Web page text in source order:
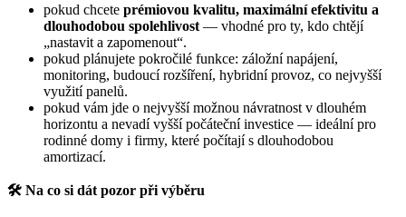
pokud chcete prémiovou kvalitu, maximální efektivitu a
dlouhodobou spolehlivost — vhodné pro ty, kdo chtějí
„nastavit a zapomenout“.
pokud plánujete pokročilé funkce: záložní napájení,
monitoring, budoucí rozšíření, hybridní provoz, co nejvyšší
využití panelů.
pokud vám jde o nejvyšší možnou návratnost v dlouhém
horizontu a nevadí vyšší počáteční investice — ideální pro
rodinné domy i firmy, které počítají s dlouhodobou
amortizací.
🛠️ Na co si dát pozor při výběru